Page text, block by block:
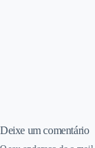
Deixe um comentário